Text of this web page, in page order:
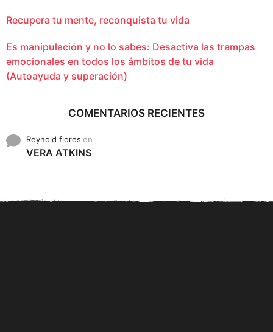
Recupera tu mente, reconquista tu vida
Es manipulación y no lo sabes: Desactiva las trampas
emocionales en todos los ámbitos de tu vida
(Autoayuda y superación)
COMENTARIOS RECIENTES
Reynold flores en
VERA ATKINS